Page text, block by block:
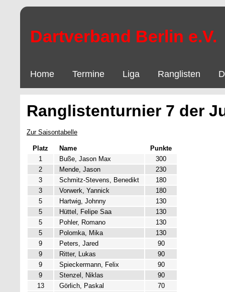
Dartverband Berlin e.V.
Home Termine Liga Ranglisten
Ranglistenturnier 7 der
Zur Saisontabelle
Platz Name
Punkte
1
Buße, Jason Max
300
2
Mende, Jason
230
3
Schmitz-Stevens, Benedikt
180
3
Vorwerk, Yannick
180
5
Hartwig, Johnny
130
5
Hüttel, Felipe Saa
130
5
Pohler, Romano
130
5
Polomka, Mika
130
9
Peters, Jared
90
9
Ritter, Lukas
90
9
Spieckermann, Felix
90
9
Stenzel, Niklas
90
13
Görlich, Paskal
70